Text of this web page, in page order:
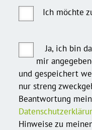
Ich möchte
Ja, ich bin
mir
und gespeichert
nur streng
Beantwortung
Hinweise zu